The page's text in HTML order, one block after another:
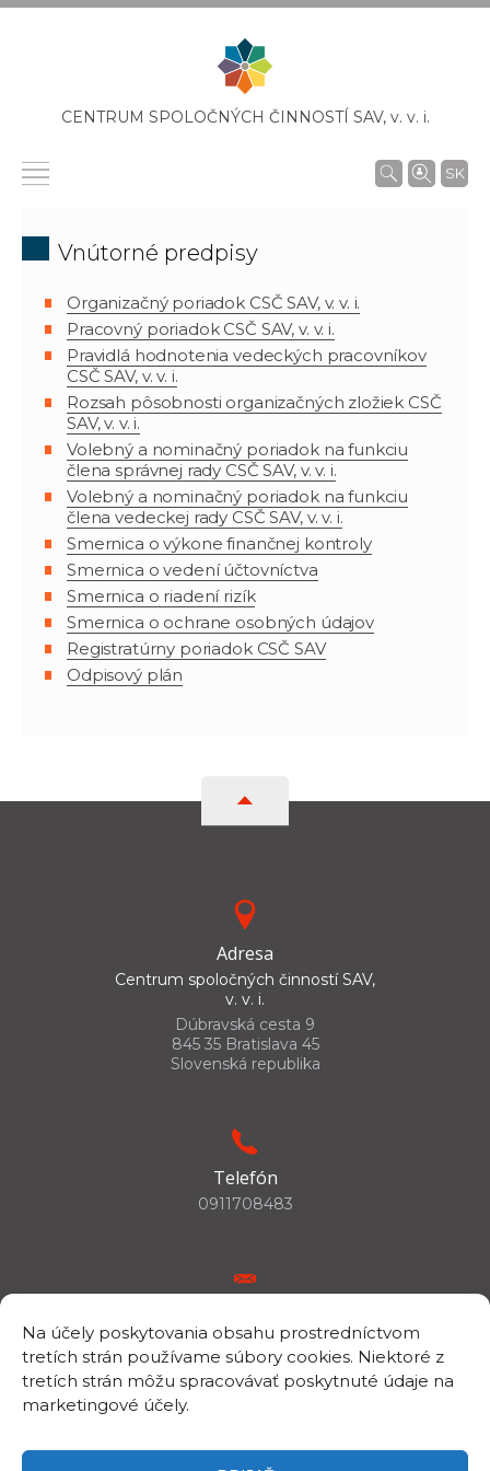
Na účely poskytovania obsahu prostredníctvom
tretích strán používame súbory cookies. Niektoré z
tretích strán môžu spracovávať poskytnuté údaje na
marketingové účely.
CENTRUM SPOLOČNÝCH ČINNOSTÍ SAV, v. v. i.
SK
Vnútorné predpisy
Organizačný poriadok CSČ SAV, v. v. i.
Pracovný poriadok CSČ SAV, v. v. i.
Pravidlá hodnotenia vedeckých pracovníkov
CSČ SAV, v. v. i.
Rozsah pôsobnosti organizačných zložiek CSČ
SAV, v. v. i.
Volebný a nominačný poriadok na funkciu
člena správnej rady CSČ SAV, v. v. i.
Volebný a nominačný poriadok na funkciu
člena vedeckej rady CSČ SAV, v. v. i.
Smernica o výkone finančnej kontroly
Smernica o vedení účtovníctva
Smernica o riadení rizík
Smernica o ochrane osobných údajov
Registratúrny poriadok CSČ SAV
Odpisový plán
Adresa
Centrum spoločných činností SAV,
v. v. i.
Dúbravská cesta 9
845 35 Bratislava 45
Slovenská republika
Telefón
0911708483
csc.info@savba.sk
IČO/DIČ